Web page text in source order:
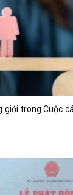
giới trong Cuộc